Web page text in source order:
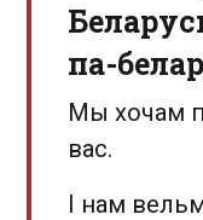
па-
Мы хочам
вас.
І нам